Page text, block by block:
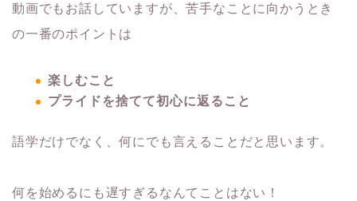
動画でもお話していますが、苦手なことに向かうとき
の一番のポイントは
楽しむこと
プライドを捨てて初心に返ること
語学だけでなく、何にでも言えることだと思います。
何を始めるにも遅すぎるなんてことはない！